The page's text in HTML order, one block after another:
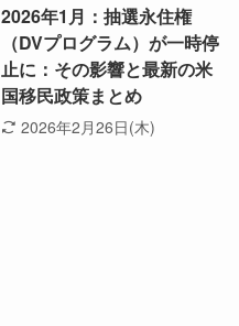
2026年1月：抽選永住権
（DVプログラム）が一時停
止に：その影響と最新の米
国移民政策まとめ
2026年2月26日(木)